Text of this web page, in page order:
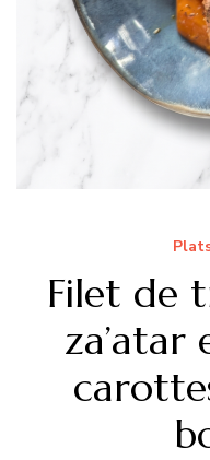
Filet de
za’atar